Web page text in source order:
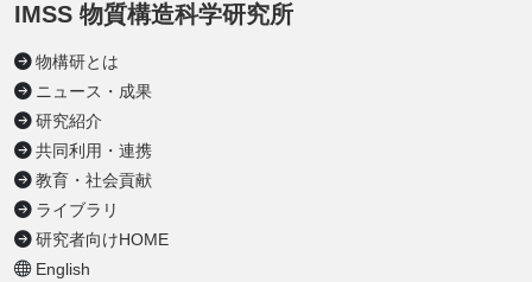
IMSS 物質構造科学研究所
物構研とは
ニュース・成果
研究紹介
共同利用・連携
教育・社会貢献
ライブラリ
研究者向けHOME
English